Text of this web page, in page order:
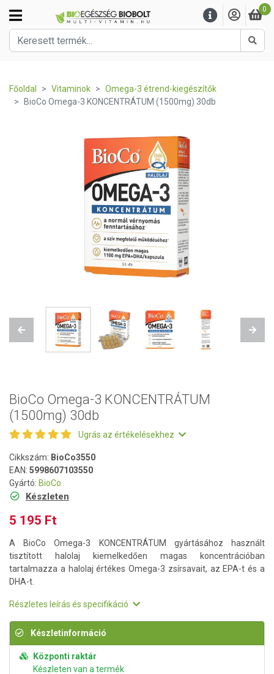
0
Főoldal Vitaminok
Omega-3 étrend-kiegészítők
BioCo Omega-3 KONCENTRÁTUM (1500mg) 30db
Previous Next
BioCo Omega-3 KONCENTRÁTUM
(1500mg) 30db
Ugrás az értékelésekhez
Cikkszám: BioCo3550
EAN: 5998607103550
Gyártó: BioCo
Készleten
5 195 Ft
A BioCo Omega-3 KONCENTRÁTUM gyártásához használt
tisztított halolaj kiemelkedően magas koncentrációban
tartalmazza a halolaj értékes Omega-3 zsírsavait, az EPA-t és a
DHA-t.
Részletes leírás és specifikáció
Készletinformáció
Központi raktár
Készleten van a termék